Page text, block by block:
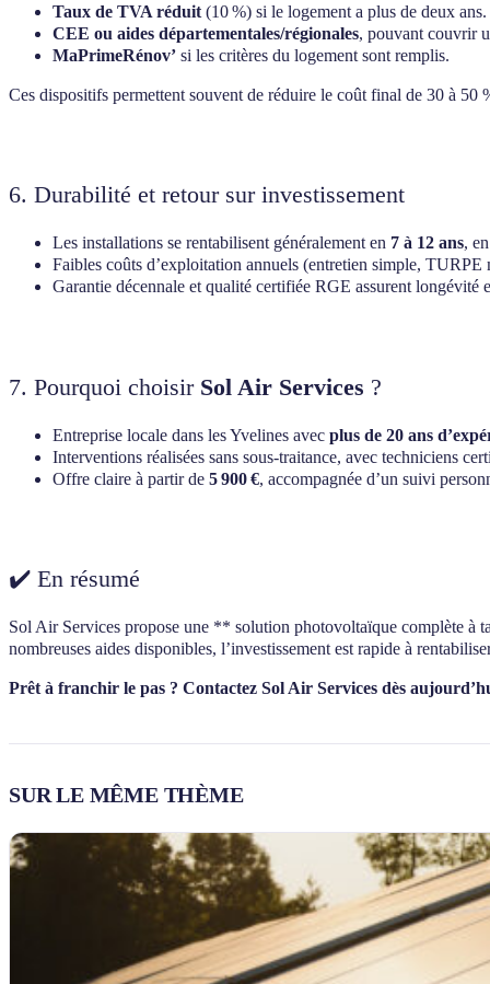
Taux de TVA réduit (10 %) si le logement a plus de deux ans.
CEE ou aides départementales/régionales, pouvant couvrir
MaPrimeRénov’ si les critères du logement sont remplis.
Ces dispositifs permettent souvent de réduire le coût final de 30 à 50
6. Durabilité et retour sur investissement
Les installations se rentabilisent généralement en 7 à 12 ans,
Faibles coûts d’exploitation annuels (entretien simple, TURPE
Garantie décennale et qualité certifiée RGE assurent longévité
7. Pourquoi choisir Sol Air Services ?
Entreprise locale dans les Yvelines avec plus de 20 ans
Interventions réalisées sans sous‑traitance, avec techniciens
Offre claire à partir de 5 900 €, accompagnée d’un suivi
✔️ En résumé
Sol Air Services propose une ** solution photovoltaïque complète à
nombreuses aides disponibles, l’investissement est rapide à
Prêt à franchir le pas ? Contactez Sol Air Services dès
SUR LE MÊME THÈME